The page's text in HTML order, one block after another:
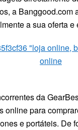
a
a sua oferta
da
para
e portáteis. De